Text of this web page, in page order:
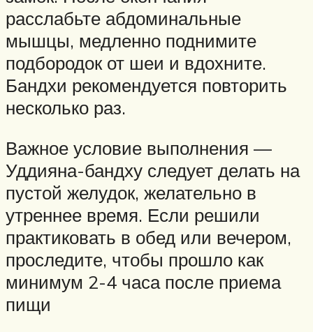
расслабьте абдоминальные
мышцы, медленно поднимите
подбородок от шеи и вдохните.
Бандхи рекомендуется повторить
несколько раз.
Важное условие выполнения —
Уддияна-бандху следует делать на
пустой желудок, желательно в
утреннее время. Если решили
практиковать в обед или вечером,
проследите, чтобы прошло как
минимум 2-4 часа после приема
пищи